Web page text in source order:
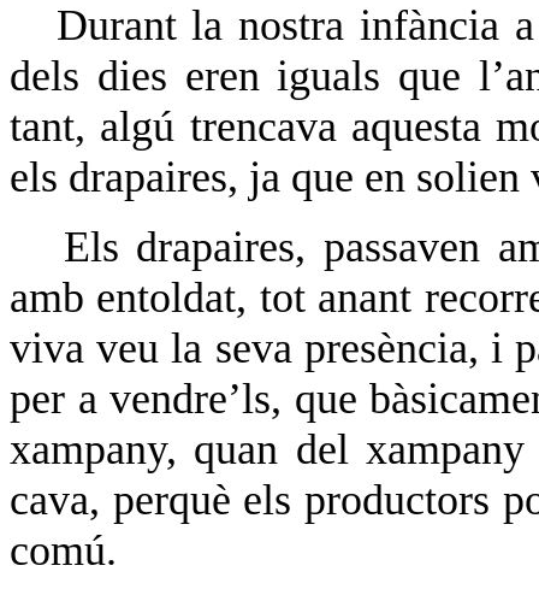
Durant la nostra infància
dels dies eren iguals que
tant, algú trencava aquesta
els drapaires, ja que en
Els drapaires, passaven
amb entoldat, tot anant
viva veu la seva presència, i
per a vendre’ls, que
xampany, quan del
cava, perquè els productors
comú.